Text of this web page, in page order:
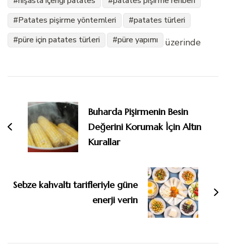
Patates pişirme yöntemleri
patates türleri
püre için patates türleri
püre yapımı üzerinde
dolaşımı
Buharda Pişirmenin Besin
Değerini Korumak İçin Altın
Kurallar
Sebze kahvaltı tarifleriyle güne
enerji verin